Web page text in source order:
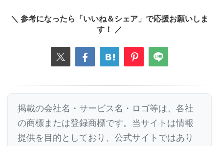
＼ 参考になったら「いいね＆シェア」で応援お願いしま
す！ ／
掲載の会社名・サービス名・ロゴ等は、各社
の商標または登録商標です。当サイトは情報
提供を目的としており、公式サイトではあり